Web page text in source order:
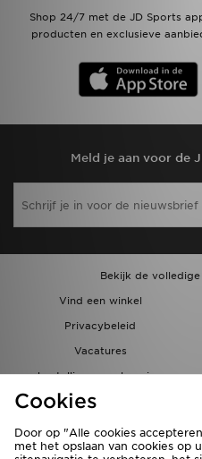
Shop 24/7 met de JD Sports
producten en exclusieve
Meld je aan voor de
Bekijk de
Vind een winkel
Privacybeleid
Vacatures
bestellingen en levering
Partnerprogramma
Cookies
Door op "Alle cookies
met het opslaan van cookies op